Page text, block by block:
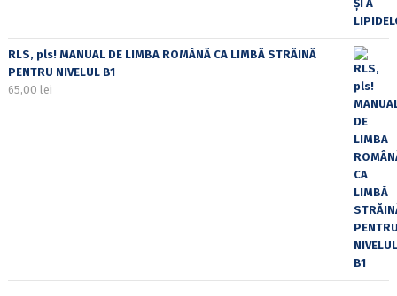
RLS, pls! MANUAL DE LIMBA ROMÂNĂ CA LIMBĂ STRĂINĂ
PENTRU NIVELUL B1
65,00 lei